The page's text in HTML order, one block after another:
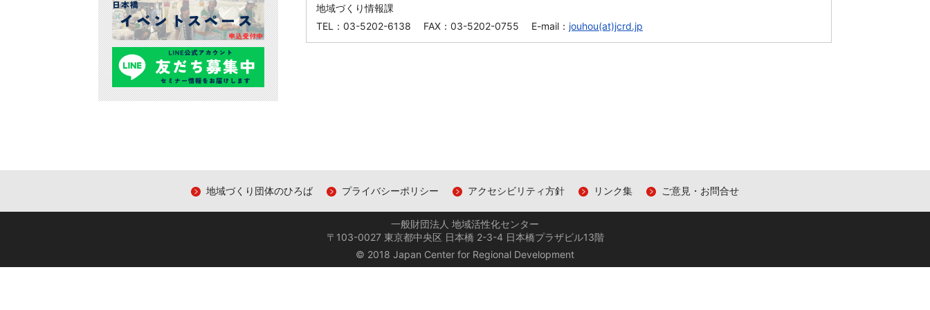
地域づくり情報課
TEL：03-5202-6138 FAX：03-5202-0755 E-mail： jouhou(at)jcrd.jp
地域づくり団体のひろば プライバシーポリシー アクセシビリティ方針 リンク集 ご意見・お問合せ
一般財団法人 地域活性化センター
〒103-0027 東京都中央区 日本橋 2-3-4 日本橋プラザビル13階
© 2018 Japan Center for Regional Development